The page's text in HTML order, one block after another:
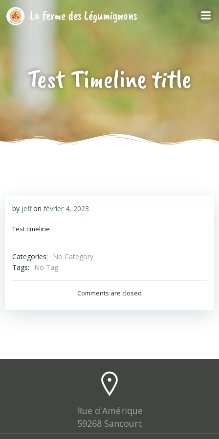
au
contenu
La ferme des Légumignons
Test Timeline title
by jeffon février 4, 2023
Test timeline
Categories:
No Category
Tags:
No Tag
Comments are closed
Rue d'Amérique
59268 Sancourt